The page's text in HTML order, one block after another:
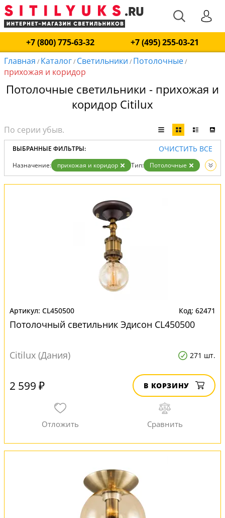
+7 (800) 775-63-32
+7 (495) 255-03-21
Главная / Каталог/ Светильники / Потолочные/
прихожая и коридор
Потолочные светильники - прихожая и
коридор Citilux
ВЫБРАННЫЕ ФИЛЬТРЫ: ОЧИСТИТЬ ВСЕ
Назначение: прихожая и коридор Тип:
Потолочные
Вид:
Светильники
CL450500 62471
Потолочный светильник Эдисон CL450500
Citilux (Дания) 271 шт.
2 599 ₽ В КОРЗИНУ